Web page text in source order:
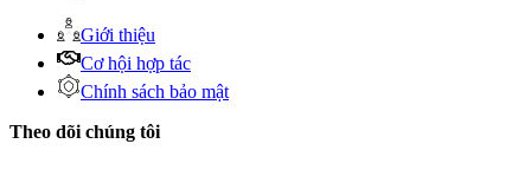
Giới thiệu
Cơ hội hợp tác
Chính sách bảo mật
Theo dõi chúng tôi